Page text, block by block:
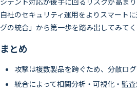
自社のセキュリティ運用をよりスマート
グの統合」から第一歩を踏み出してみてく
まとめ
攻撃は複数製品を跨ぐため、分散ロ
統合によって相関分析・可視化・監